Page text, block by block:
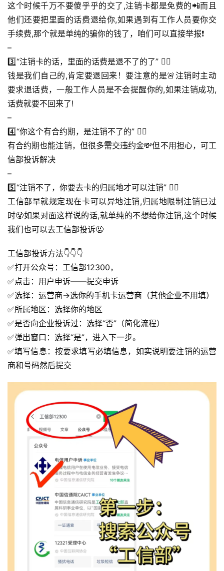
这个时候千万不要傻乎乎的交了,注销卡都是免费的📲而且
他们还要把里面的话费退给你,如果遇到有工作人员要你交
手续费,那个就是单纯的骗你的钱了，咱们可以直接举报❗
–
3️⃣“注销卡的话，里面的话费是退不了的了” 🙅‍♀️
钱是我们自己的,肯定要退回来！要注意的是🚨注销时主动
要求退话费，一般工作人员是不会提醒你的,如果注销成功,
话费就要不回来了!
–
4️⃣“你这个有合约期，是注销不了的” 🙅‍♀️
有合约期也能注销，但很多需交违约金💸但不用担心，可工
信部投诉解决
–
5️⃣“注销不了，你要去卡的归属地才可以注销” 🙅‍♀️
工信部早就规定现在卡可以异地注销,归属地限制注销已过
时😤如果对面这样说的话,就单纯的不想给你注销,这个时候
我们也可以去工信部投诉🤬
工信部投诉方法👇👇👇
✅打开公众号：工信部12300，
✅点击：用户申诉——提交申诉
✅选择：运营商→选你的手机卡运营商（其他企业不用填）
✅所属地区：选择你的地区
✅是否向企业投诉过：选择“否”（简化流程）
✅弹出窗口：选择“是”，进入下一步。
✅填写信息：按要求填写必填信息，如实说明要注销的运营
商和号码然后提交